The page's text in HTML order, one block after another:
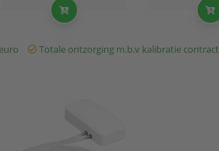
Totale ontzorging m.b.v kalibratie contract